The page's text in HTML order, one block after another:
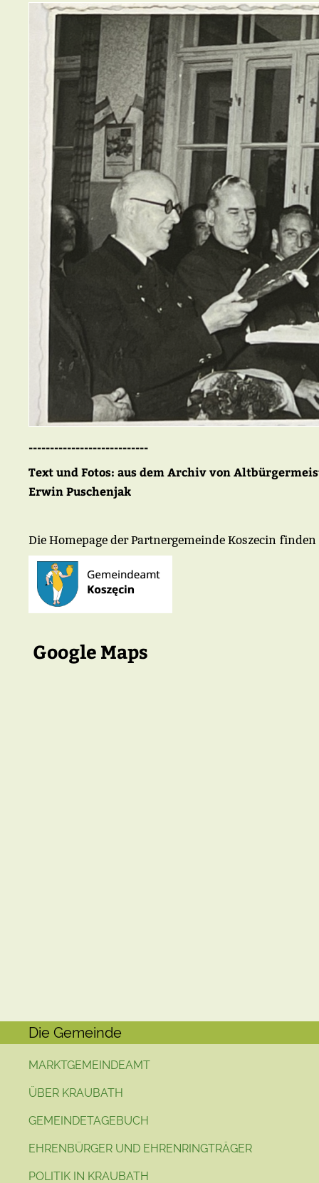
----------------------------
Text und Fotos: aus dem Archiv von
Erwin Puschenjak
Die Homepage der Partnergemeinde Koszecin finden
Google Maps
Die Gemeinde
MARKTGEMEINDEAMT
ÜBER KRAUBATH
GEMEINDETAGEBUCH
EHRENBÜRGER UND EHRENRINGTRÄGER
POLITIK IN KRAUBATH